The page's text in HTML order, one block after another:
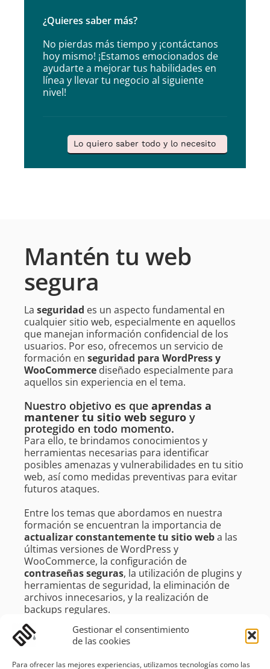
Gestionar el consentimiento
de las cookies
Para ofrecer las mejores experiencias, utilizamos tecnologías como las
¿Quieres saber más?
No pierdas más tiempo y ¡contáctanos
hoy mismo! ¡Estamos emocionados de
ayudarte a mejorar tus habilidades en
línea y llevar tu negocio al siguiente
nivel!
Lo quiero saber todo y lo necesito
Mantén tu web
segura
La seguridad es un aspecto fundamental en
cualquier sitio web, especialmente en aquellos
que manejan información confidencial de los
usuarios. Por eso, ofrecemos un servicio de
formación en seguridad para WordPress y
WooCommerce diseñado especialmente para
aquellos sin experiencia en el tema.
Nuestro objetivo es que aprendas a
mantener tu sitio web seguroy
protegido en todo momento.
Para ello, te brindamos conocimientos y
herramientas necesarias para identificar
posibles amenazas y vulnerabilidades en tu sitio
web, así como medidas preventivas para evitar
futuros ataques.
Entre los temas que abordamos en nuestra
formación se encuentran la importancia de
actualizar constantemente tu sitio weba las
últimas versiones de WordPress y
WooCommerce, la configuración de
contraseñas seguras, la utilización de plugins y
herramientas de seguridad, la eliminación de
archivos innecesarios, y la realización de
backups regulares.
Además, te enseñamos areconocer
posibles ataques y cómo actuar ante